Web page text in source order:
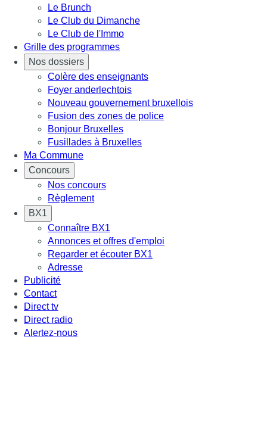
Le Brunch
Le Club du Dimanche
Le Club de l'Immo
Grille des programmes
Nos dossiers
Colère des enseignants
Foyer anderlechtois
Nouveau gouvernement bruxellois
Fusion des zones de police
Bonjour Bruxelles
Fusillades à Bruxelles
Ma Commune
Concours
Nos concours
Règlement
BX1
Connaître BX1
Annonces et offres d'emploi
Regarder et écouter BX1
Adresse
Publicité
Contact
Direct tv
Direct radio
Alertez-nous